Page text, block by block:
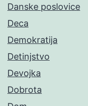
Danske poslovice
Deca
Demokratija
Detinjstvo
Devojka
Dobrota